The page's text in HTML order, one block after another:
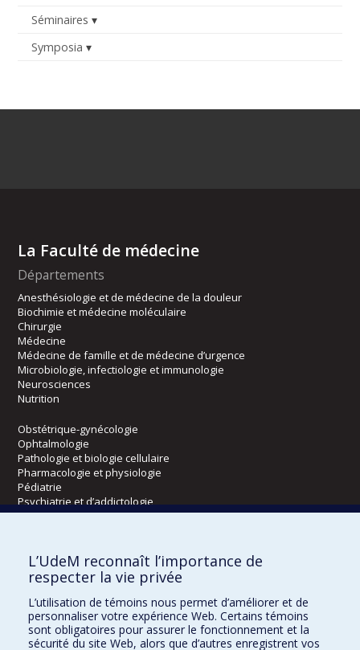
Séminaires
Symposia
La Faculté de médecine
Départements
Anesthésiologie et de médecine de la douleur
Biochimie et médecine moléculaire
Chirurgie
Médecine
Médecine de famille et de médecine d’urgence
Microbiologie, infectiologie et immunologie
Neurosciences
Nutrition
Obstétrique-gynécologie
Ophtalmologie
Pathologie et biologie cellulaire
Pharmacologie et physiologie
Pédiatrie
Psychiatrie et d’addictologie
Radiologie, radio-oncologie et médecine nucléaire
Écoles
Orthophonie et audiologie
Réadaptation
L’UdeM reconnaît l’importance de
respecter la vie privée
L’utilisation de témoins nous permet d’améliorer et de
personnaliser votre expérience Web. Certains témoins
sont obligatoires pour assurer le fonctionnement et la
sécurité du site Web, alors que d’autres enregistrent vos